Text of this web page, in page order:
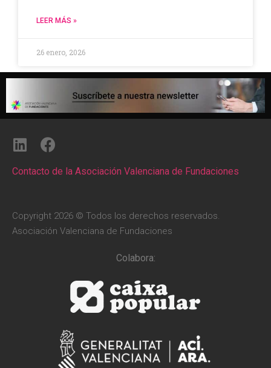
LEER MÁS »
26 enero, 2026
Contacto de la Asociación Valenciana de Fundaciones
Copyright 2026 © Todos los derechos reservados.
Asociación Valenciana de Fundaciones
Colabora: